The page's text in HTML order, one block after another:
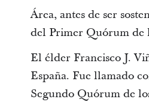
Área, antes de ser
del Primer Quórum de
El élder Francisco J.
España. Fue llamado
Segundo Quórum de